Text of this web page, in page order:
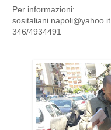
Per informazioni:
sositaliani.napoli@yahoo.it
346/4934491